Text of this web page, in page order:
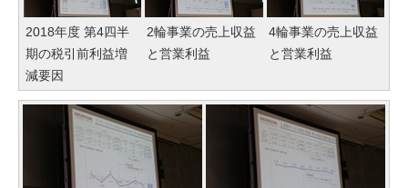
2018年度 第4四半
期の税引前利益増
減要因
2輪事業の売上収益
と営業利益
4輪事業の売上収益
と営業利益